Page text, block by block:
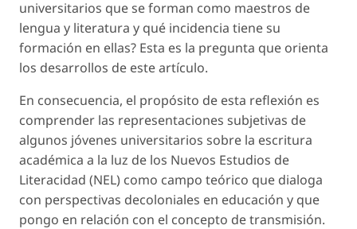
universitarios que se forman como maestros de
lengua y literatura y qué incidencia tiene su
formación en ellas? Esta es la pregunta que orienta
los desarrollos de este artículo.
En consecuencia, el propósito de esta reflexión es
comprender las representaciones subjetivas de
algunos jóvenes universitarios sobre la escritura
académica a la luz de los Nuevos Estudios de
Literacidad (NEL) como campo teórico que dialoga
con perspectivas decoloniales en educación y que
pongo en relación con el concepto de transmisión.